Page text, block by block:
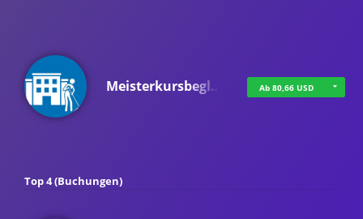
Meisterkursbegl… Ab 80,66 USD
Top 4 (Buchungen)